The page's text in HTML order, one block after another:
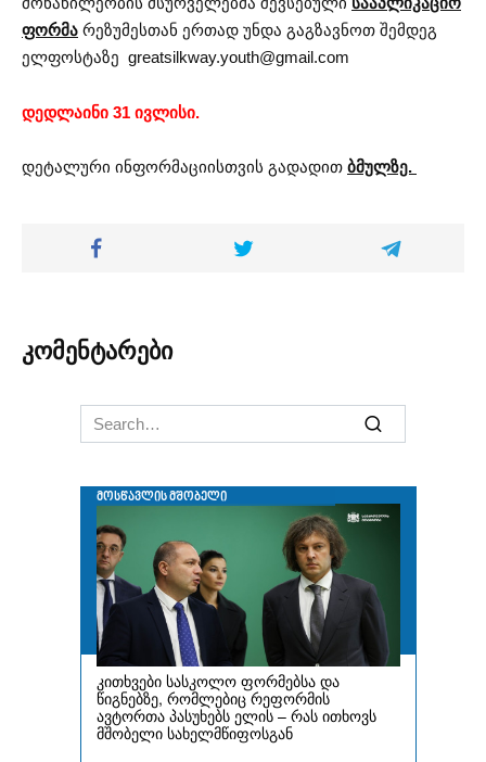
ფორმა რეზუმესთან ერთად უნდა გაგზავნოთ შემდეგ
ელფოსტაზე greatsilkway.youth@gmail.com
დედლაინი 31 ივლისი.
დეტალური ინფორმაციისთვის გადადით ბმულზე.
კომენტარები
Search
for: